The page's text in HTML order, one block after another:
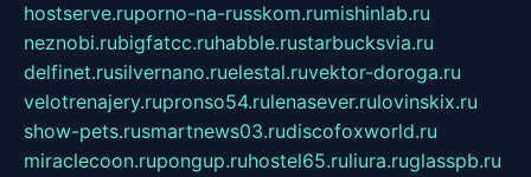
hostserve.ruporno-na-russkom.rumishinlab.ru
neznobi.rubigfatcc.ruhabble.rustarbucksvia.ru
delfinet.rusilvernano.ruelestal.ruvektor-doroga.ru
velotrenajery.rupronso54.rulenasever.rulovinskix.ru
show-pets.rusmartnews03.rudiscofoxworld.ru
miraclecoon.rupongup.ruhostel65.ruliura.ruglasspb.ru